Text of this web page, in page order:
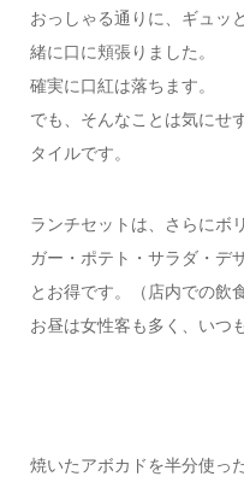
おっしゃる通りに、ギュッ
緒に口に頬張りました。
確実に口紅は落ちます。
でも、そんなことは気にせ
タイルです。
ランチセットは、さらにボ
ガー・ポテト・サラダ・デ
とお得です。（店内での飲
お昼は女性客も多く、いつ
焼いたアボカドを半分使っ